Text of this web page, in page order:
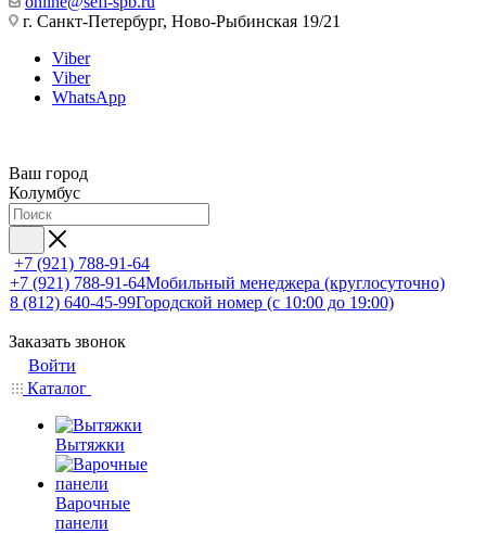
г. Санкт-Петербург, Ново-Рыбинская 19/21
Viber
Viber
WhatsApp
Ваш город
Колумбус
+7 (921) 788-91-64
+7 (921) 788-91-64Мобильный менеджера (круглосуточно)
8 (812) 640-45-99Городской номер (с 10:00 до 19:00)
Заказать звонок
Войти
Каталог
Вытяжки
Варочные
панели